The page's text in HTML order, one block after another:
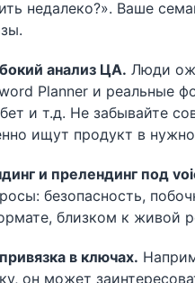
недалеко?». Ваше
анализ ЦА. Люди
Planner и реальные
и т.д. Не забывайте
ищут продукт в
и прелендинг под
безопасность,
близком к живой
в ключах.
он может